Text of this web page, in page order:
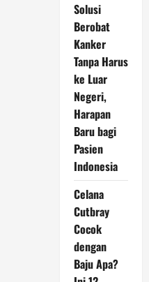
Solusi
Berobat
Kanker
Tanpa Harus
ke Luar
Negeri,
Harapan
Baru bagi
Pasien
Indonesia
Celana
Cutbray
Cocok
dengan
Baju Apa?